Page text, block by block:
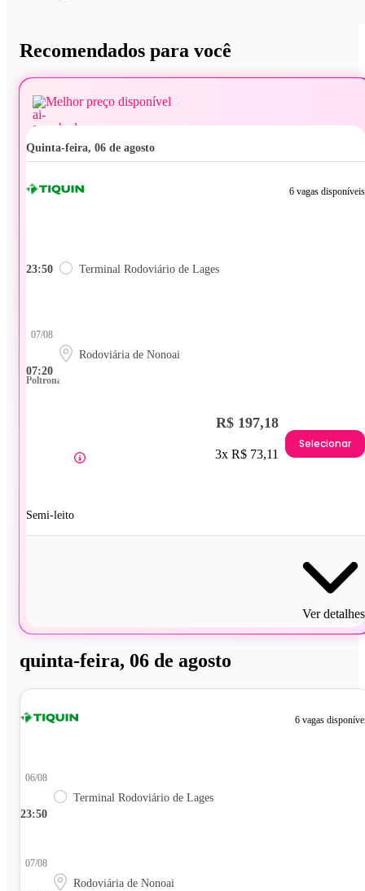
Recomendados para você
Melhor preço disponível
quinta-feira, 06 de agosto
6 vagas disponíveis
23:50 Terminal Rodoviário de Lages
07:20
07/08
Rodoviária de Nonoai
Poltrona
Semi-leito
R$ 197,18
3x R$ 73,11
Selecionar
Ver detalhes
quinta-feira, 06 de agosto
6 vagas
23:50
06/08
Terminal Rodoviário de Lages
07/08
Rodoviária de Nonoai